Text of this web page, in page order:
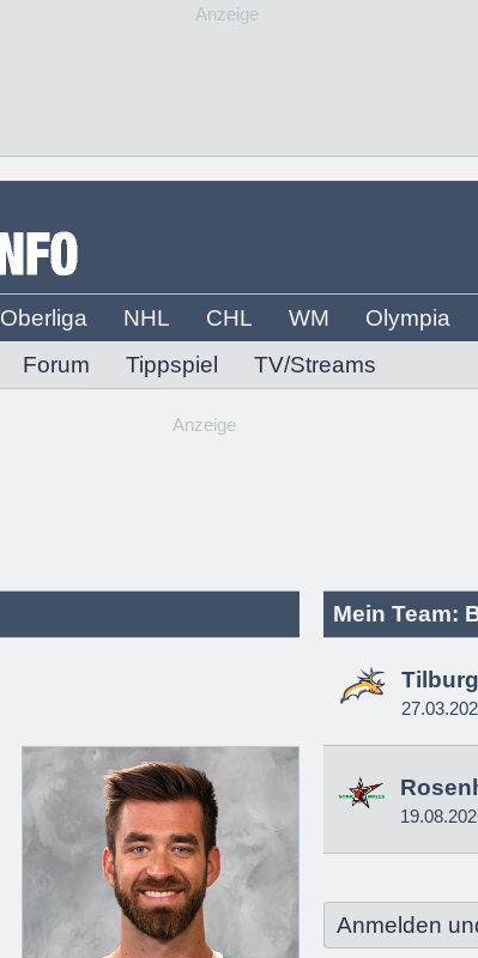
Anzeige
Oberliga NHL CHL WM
Olympia
Forum Tippspiel TV/Streams
Anzeige
Mein Team:
Tilburg
Anmelden